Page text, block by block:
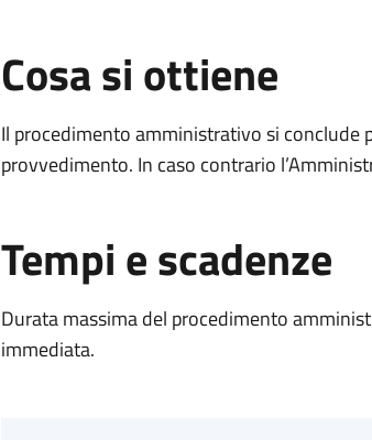
Cosa si ottiene
Il procedimento amministrativo si conclude
provvedimento. In caso contrario
Tempi e scadenze
Durata massima del procedimento
immediata.